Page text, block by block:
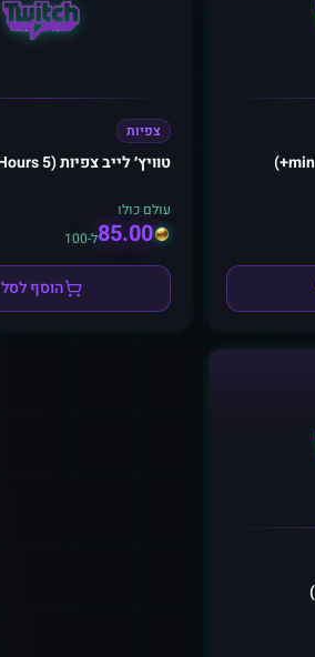
צפיות
טוויץ׳ לייב צפיות (5 Hours)
עולם כולו
85.00ל-100
הוסף לסל